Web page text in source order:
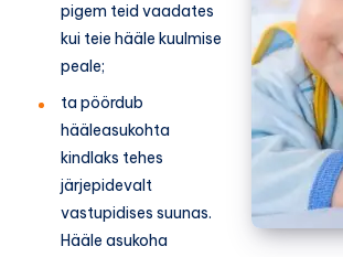
pigem teid vaadates
kui teie hääle kuulmise
peale;
ta pöördub
hääleasukohta
kindlaks tehes
järjepidevalt
vastupidises suunas.
Hääle asukoha